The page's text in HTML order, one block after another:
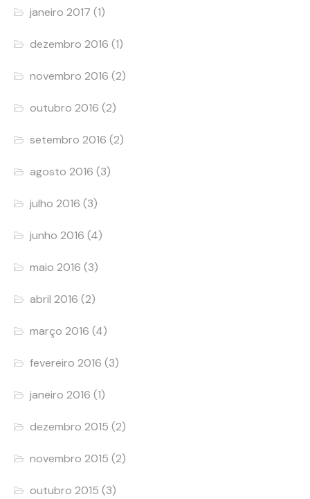
janeiro 2017 (1)
dezembro 2016 (1)
novembro 2016 (2)
outubro 2016 (2)
setembro 2016 (2)
agosto 2016 (3)
julho 2016 (3)
junho 2016 (4)
maio 2016 (3)
abril 2016 (2)
março 2016 (4)
fevereiro 2016 (3)
janeiro 2016 (1)
dezembro 2015 (2)
novembro 2015 (2)
outubro 2015 (3)